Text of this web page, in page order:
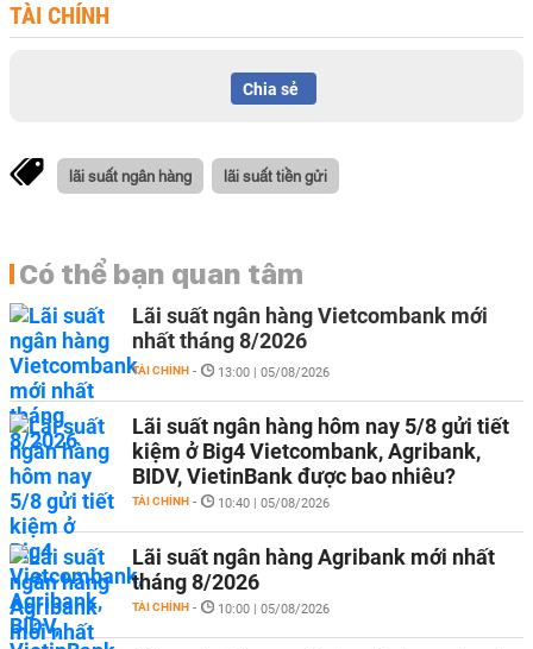
TÀI CHÍNH
Chia sẻ
lãi suất ngân hàng lãi suất tiền gửi
Có thể bạn quan tâm
Lãi suất ngân hàng Vietcombank mới
nhất tháng 8/2026
TÀI CHÍNH - 13:00 | 05/08/2026
Lãi suất ngân hàng hôm nay 5/8 gửi tiết
kiệm ở Big4 Vietcombank, Agribank,
BIDV, VietinBank được bao nhiêu?
TÀI CHÍNH - 10:40 | 05/08/2026
Lãi suất ngân hàng Agribank mới nhất
tháng 8/2026
TÀI CHÍNH - 10:00 | 05/08/2026